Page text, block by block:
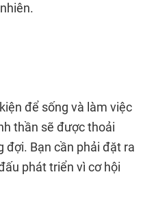
để sống và làm việc
thần sẽ được thoải
đợi. Bạn cần phải đặt ra
phát triển vì cơ hội